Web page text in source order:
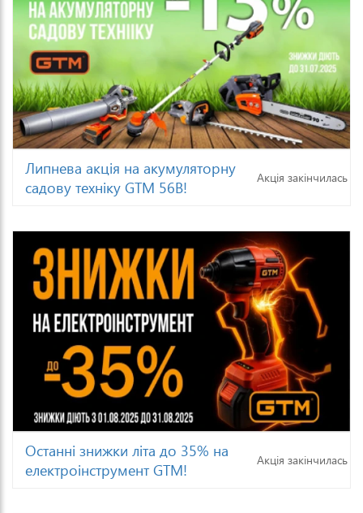
Липнева акція на акумуляторну
садову техніку GTM 56В!
Акція закінчилась
Останні знижки літа до 35% на
електроінструмент GTM!
Акція закінчилась